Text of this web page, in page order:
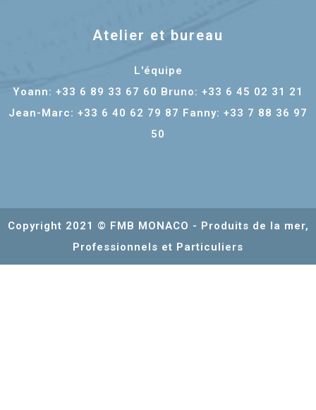
Atelier et bureau
L'équipe
Yoann: +33 6 89 33 67 60 Bruno: +33 6 45 02 31 21
Jean-Marc: +33 6 40 62 79 87 Fanny: +33 7 88 36 97
50
Copyright 2021 © FMB MONACO - Produits de la mer,
Professionnels et Particuliers